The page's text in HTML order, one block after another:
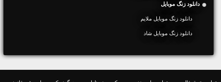
دانلود زنگ موبایل
دانلود زنگ موبایل ملایم
دانلود زنگ موبایل شاد